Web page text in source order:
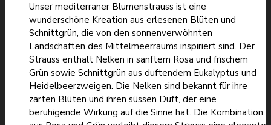
Unser mediterraner Blumenstrauss ist eine
wunderschöne Kreation aus erlesenen Blüten und
Schnittgrün, die von den sonnenverwöhnten
Landschaften des Mittelmeerraums inspiriert sind. Der
Strauss enthält Nelken in sanftem Rosa und frischem
Grün sowie Schnittgrün aus duftendem Eukalyptus und
Heidelbeerzweigen. Die Nelken sind bekannt für ihre
zarten Blüten und ihren süssen Duft, der eine
beruhigende Wirkung auf die Sinne hat. Die Kombination